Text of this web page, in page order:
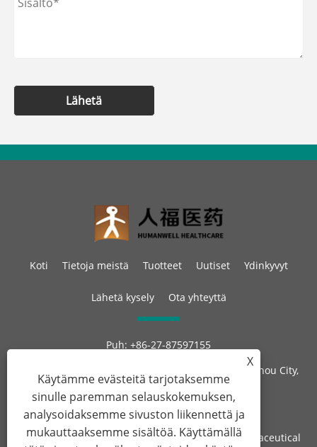
Lähetä
Koti Tietoja meistä Tuotteet Uutiset Ydinkyvyt
Lähetä kysely Ota yhteyttä
Puh: +86-27-87597155
Gedian Economic Development District, E-zhou City,
Hubei, Kiina.
Copyright © 2022 Hubei Gedian Humanwell Pharmaceutical
X
Käytämme evästeitä tarjotaksemme
sinulle paremman selauskokemuksen,
analysoidaksemme sivuston liikennettä ja
mukauttaaksemme sisältöä. Käyttämällä